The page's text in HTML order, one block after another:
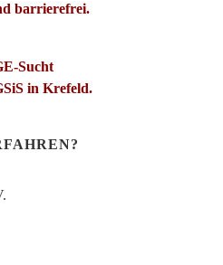
barrierefrei.
Sucht
in Krefeld.